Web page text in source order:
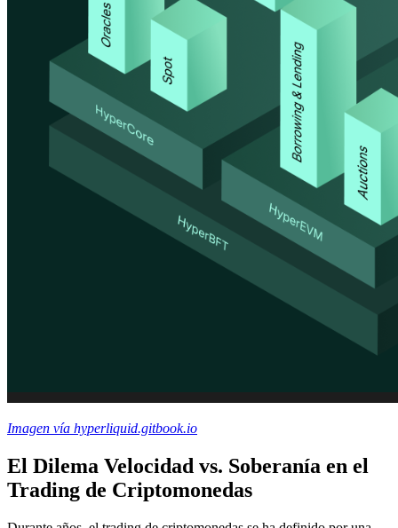
Imagen vía hyperliquid.gitbook.io
El Dilema Velocidad vs. Soberanía en el
Trading de Criptomonedas